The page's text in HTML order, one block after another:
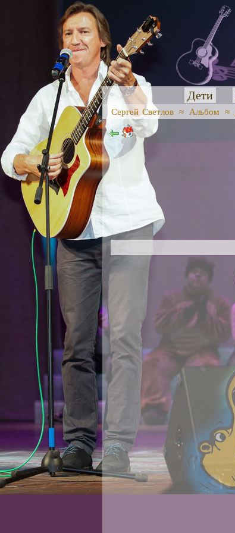
Дети
Сергей Светлов ≈ Альбом ≈